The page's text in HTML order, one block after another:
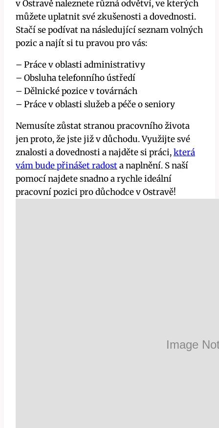
v Ostravě naleznete různá odvětví, ve kterých
můžete uplatnit své zkušenosti a dovednosti.
Stačí se podívat na následující seznam volných
pozic a najít si tu pravou pro vás:
– Práce v oblasti administrativy
– Obsluha telefonního ústředí
– Dělnické pozice v továrnách
– Práce v oblasti služeb a péče o seniory
Nemusíte zůstat stranou pracovního života
jen proto, že jste již v důchodu. Využijte své
znalosti a dovednosti a najděte si práci,která
vám bude přinášet radosta naplnění. S naší
pomocí najdete snadno a rychle ideální
pracovní pozici pro důchodce v Ostravě!